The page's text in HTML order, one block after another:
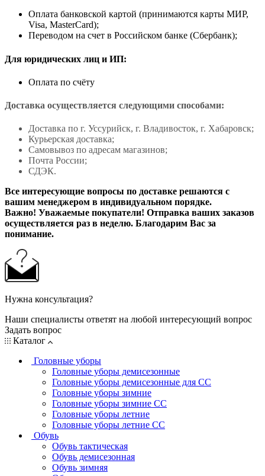
Оплата банковской картой (принимаются карты МИР,
Visa, MasterCard);
Переводом на счет в Российском банке (Сбербанк);
Для юридических лиц и ИП:
Оплата по счёту
Доставка осуществляется следующими способами:
Доставка по г. Уссурийск, г. Владивосток, г. Хабаровск;
Курьерская доставка;
Самовывоз по адресам магазинов;
Почта России;
СДЭК.
Все интересующие вопросы по доставке решаются с
вашим менеджером в индивидуальном порядке.
Важно! Уважаемые покупатели! Отправка ваших заказов
осуществляется раз в неделю. Благодарим Вас за
понимание.
Нужна консультация?
Наши специалисты ответят на любой интересующий вопрос
Задать вопрос
Каталог
Головные уборы
Головные уборы демисезонные
Головные уборы демисезонные для СС
Головные уборы зимние
Головные уборы зимние СС
Головные уборы летние
Головные уборы летние СС
Обувь
Обувь тактическая
Обувь демисезонная
Обувь зимняя